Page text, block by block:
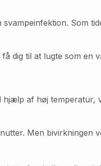
Som
dig til at lugte som en
af høj temperatur,
Men bivirkningen